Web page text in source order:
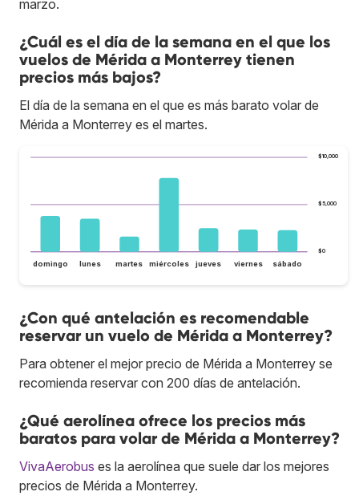
marzo.
¿Cuál es el día de la semana en el que los
vuelos de Mérida a Monterrey tienen
precios más bajos?
El día de la semana en el que es más barato volar de
Mérida a Monterrey es el martes.
$0
$5,000
$10,000
domingo lunes martes miércoles jueves viernes sábado
¿Con qué antelación es recomendable
reservar un vuelo de Mérida a Monterrey?
Para obtener el mejor precio de Mérida a Monterrey se
recomienda reservar con 200 días de antelación.
¿Qué aerolínea ofrece los precios más
baratos para volar de Mérida a Monterrey?
VivaAerobus es la aerolínea que suele dar los mejores
precios de Mérida a Monterrey.